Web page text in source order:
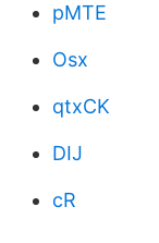
pMTE
Osx
qtxCK
DIJ
cR